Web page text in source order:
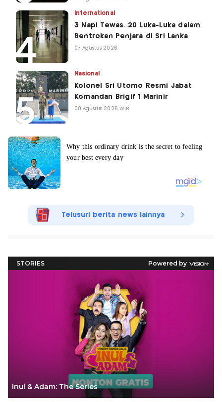
International
3 Napi Tewas, 20 Luka-Luka dalam
Bentrokan Penjara di Sri Lanka
07 Agustus 2026
Nasional
Kolonel Sri Utomo Resmi Jabat
Komandan Brigif 1 Marinir
08 Agustus 2026 WIB
Telusuri berita news lainnya